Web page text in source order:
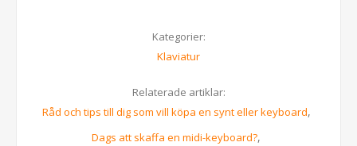
Kategorier:
Klaviatur
Relaterade artiklar:
Råd och tips till dig som vill köpa en synt eller keyboard,
Dags att skaffa en midi-keyboard?,